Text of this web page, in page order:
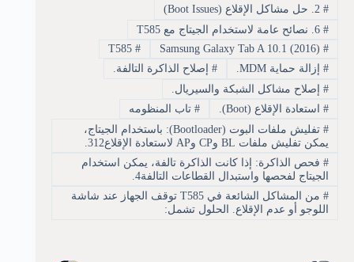
#2. حل مشاكل الإقلاع (Boot Issues)
#6. نصائح عامة لاستخدام الجيتاج مع T585
#
Samsung Galaxy Tab A 10.1 (2016)
#
T585
#إزالة حماية MDM. #إصلاح الذاكرة التالفة.
#إصلاح مشاكل الشبكة والسيريال.
#استعادة الإقلاع (Boot). #تاب المنظومه
#
تفليش ملفات البوت (Bootloader): باستخدام الجيتاج،
يمكن تفليش ملفات BL وCP وAP لاستعادة الإقلاع312.
#فحص الذاكرة: إذا كانت الذاكرة تالفة، يمكن استخدام
الجيتاج لفحصها واستبدال القطاعات التالفة4.
#
من المشاكل الشائعة في T585 توقف الجهاز عند شاشة
اللوجو أو عدم الإقلاع. الحلول تشمل: